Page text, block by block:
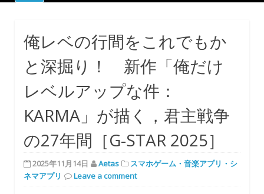
俺レベの行間をこれでもか
と深掘り！ 新作「俺だけ
レベルアップな件：
KARMA」が描く，君主戦争
の27年間［G-STAR 2025］
2025年11月14日 Aetas
スマホゲーム・音楽アプリ・シ
ネマアプリ
Leave a comment